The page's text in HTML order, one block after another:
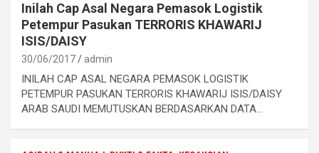
Inilah Cap Asal Negara Pemasok Logistik
Petempur Pasukan TERRORIS KHAWARIJ
ISIS/DAISY
30/06/2017 admin
INILAH CAP ASAL NEGARA PEMASOK LOGISTIK
PETEMPUR PASUKAN TERRORIS KHAWARIJ ISIS/DAISY
ARAB SAUDI MEMUTUSKAN BERDASARKAN DATA…